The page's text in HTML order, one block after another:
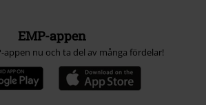
EMP-appen
appen nu och ta del av många fördelar!